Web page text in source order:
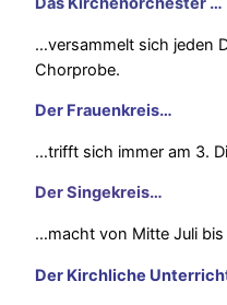
…versammelt sich jeden
Chorprobe.
Der Frauenkreis…
…trifft sich immer am 3.
Der Singekreis…
…macht von Mitte Juli
Der Kirchliche